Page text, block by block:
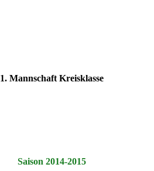
1. Mannschaft Kreisklasse
Saison 2014-2015